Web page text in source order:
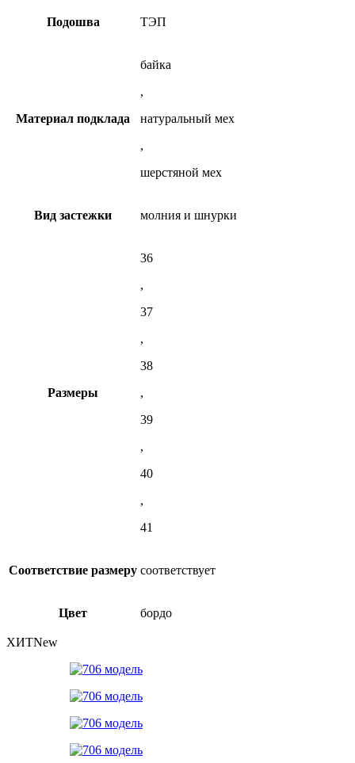
Подошва ТЭП
Материал подклада
байка
,
натуральный мех
,
шерстяной мех
Вид застежки молния и шнурки
Размеры
36
,
37
,
38
,
39
,
40
,
41
Соответствие размеру соответствует
Цвет бордо
ХИТNew